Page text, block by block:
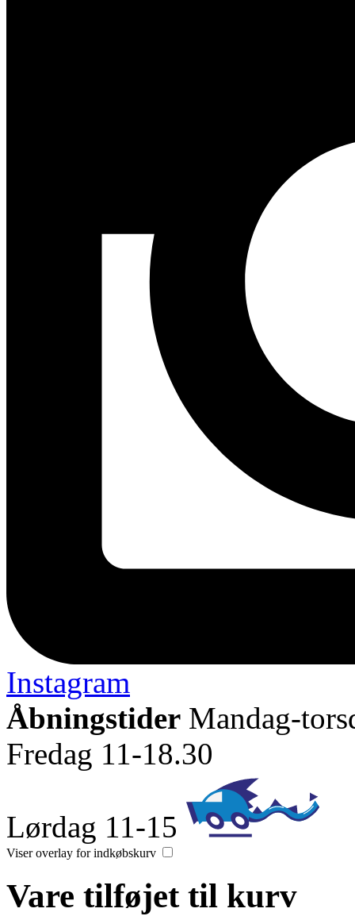
Instagram
Åbningstider Mandag-
Fredag 11-18.30
Lørdag 11-15
Viser overlay for indkøbskurv
Vare tilføjet til kurv